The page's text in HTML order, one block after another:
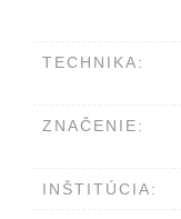
TECHNIKA:
ZNAČENIE:
INŠTITÚCIA: